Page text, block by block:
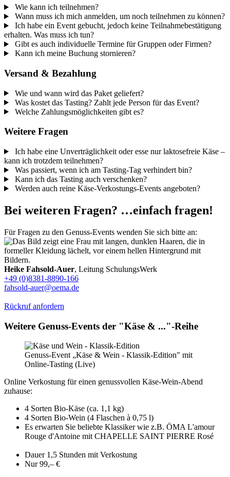
Wie kann ich teilnehmen?
Wann muss ich mich anmelden, um noch teilnehmen zu können?
Ich habe ein Event gebucht, jedoch keine Teilnahmebestätigung
erhalten. Was muss ich tun?
Gibt es auch individuelle Termine für Gruppen oder Firmen?
Kann ich meine Buchung stornieren?
Versand & Bezahlung
Wie und wann wird das Paket geliefert?
Was kostet das Tasting? Zahlt jede Person für das Event?
Welche Zahlungsmöglichkeiten gibt es?
Weitere Fragen
Ich habe eine Unverträglichkeit oder esse nur laktosefreie Käse –
kann ich trotzdem teilnehmen?
Was passiert, wenn ich am Tasting-Tag verhindert bin?
Kann ich das Tasting auch verschenken?
Werden auch reine Käse-Verkostungs-Events angeboten?
Bei weiteren Fragen? …einfach fragen!
Für Fragen zu den Genuss-Events wenden Sie sich bitte an:
Heike Fahsold-Auer, Leitung SchulungsWerk
+49 (0)8381-8890-166
fahsold-auer@oema.de
Rückruf anfordern
Weitere Genuss-Events der "Käse & ..."-Reihe
Genuss-Event „Käse & Wein - Klassik-Edition" mit
Online-Tasting (Live)
Online Verkostung für einen genussvollen Käse-Wein-Abend
zuhause:
4 Sorten Bio-Käse (ca. 1,1 kg)
4 Sorten Bio-Wein (4 Flaschen à 0,75 l)
Es erwarten Sie beliebte Klassiker wie z.B. ÖMA L'amour
Rouge d'Antoine mit CHAPELLE SAINT PIERRE Rosé
Dauer 1,5 Stunden mit Verkostung
Nur 99,– €